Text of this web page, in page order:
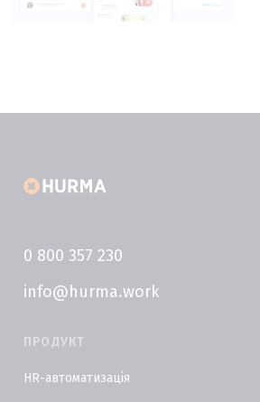
0 800 357 230
info@hurma.work
ПРОДУКТ
HR-автоматизація